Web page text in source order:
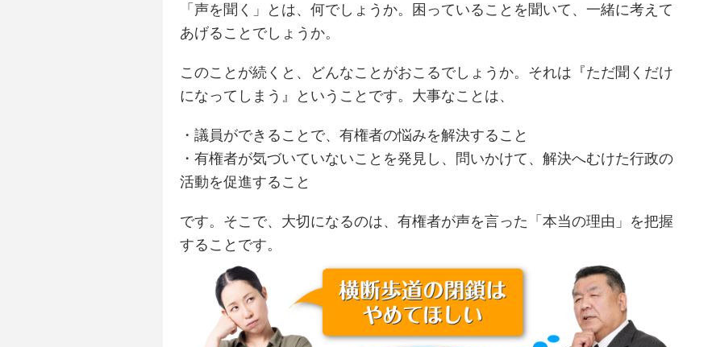
「声を聞く」とは、何でしょうか。困っていることを聞いて、一緒に考えて
あげることでしょうか。
このことが続くと、どんなことがおこるでしょうか。それは『ただ聞くだけ
になってしまう』ということです。大事なことは、
・議員ができることで、有権者の悩みを解決すること
・有権者が気づいていないことを発見し、問いかけて、解決へむけた行政の
活動を促進すること
です。そこで、大切になるのは、有権者が声を言った「本当の理由」を把握
することです。